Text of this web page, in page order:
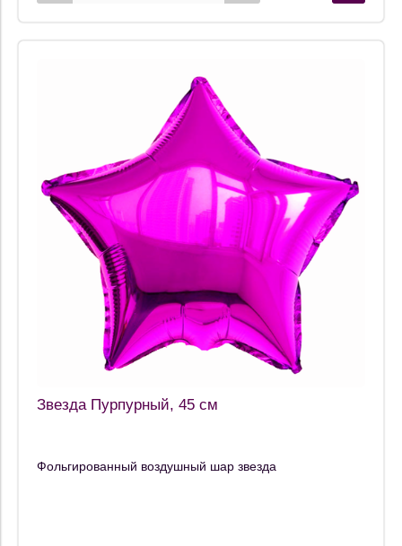
Звезда Пурпурный, 45 см
Фольгированный воздушный шар звезда